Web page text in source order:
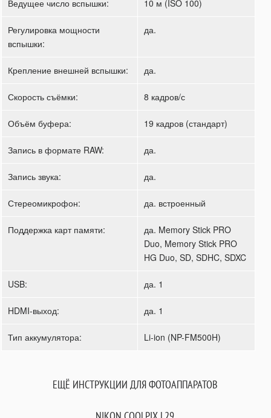
Ведущее число вспышки: 10 м (ISO 100)
Регулировка мощности
вспышки:
да.
Крепление внешней вспышки: да.
Скорость съёмки: 8 кадров/с
Объём буфера: 19 кадров (стандарт)
Запись в формате RAW: да.
Запись звука: да.
Стереомикрофон: да. встроенный
Поддержка карт памяти:
да. Memory Stick PRO
Duo, Memory Stick PRO
HG Duo, SD, SDHC, SDXC
USB: да. 1
HDMI-выход: да. 1
Тип аккумулятора: Li-ion (NP-FM500H)
ЕЩЁ ИНСТРУКЦИИ ДЛЯ ФОТОАППАРАТОВ